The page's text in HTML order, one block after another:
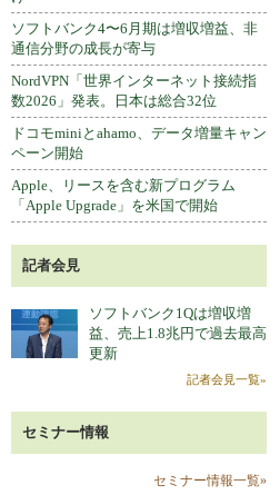
ソフトバンク4〜6月期は増収増益、非
通信分野の成長が寄与
NordVPN「世界インターネット接続指
数2026」発表。日本は総合32位
ドコモminiとahamo、データ増量キャン
ペーン開始
Apple、リースを含む新プログラム
「Apple Upgrade」を米国で開始
記者会見
ソフトバンク1Qは増収増
益、売上1.8兆円で過去最高
更新
記者会見一覧»
セミナー情報
セミナー情報一覧»